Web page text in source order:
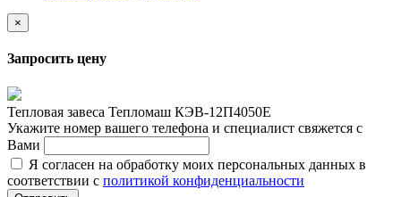
×
Запросить цену
Тепловая завеса Тепломаш КЭВ-12П4050Е
Укажите номер вашего телефона и специалист свяжется с
Вами
Я согласен на обработку моих персональных данных в
соответствии с политикой конфиденциальности